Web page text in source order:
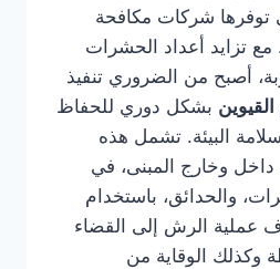
توفرها شركات مكافحة
تزايد أعداد الحشرات
أصبح من الضروري تنفيذ
بشكل دوري للحفاظ
البيئة. تشمل هذه
وخارج المبنى، في
والحدائق، باستخدام
عملية الرش إلى القضاء
وكذلك الوقاية من